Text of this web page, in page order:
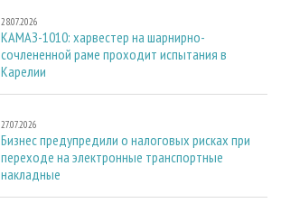
28.07.2026
КАМАЗ-1010: харвестер на шарнирно-
сочлененной раме проходит испытания в
Карелии
27.07.2026
Бизнес предупредили о налоговых рисках при
переходе на электронные транспортные
накладные